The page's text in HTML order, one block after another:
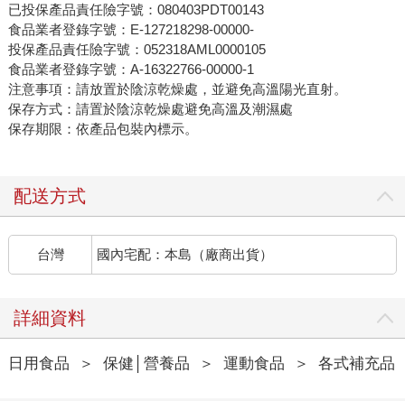
已投保產品責任險字號：080403PDT00143
食品業者登錄字號：E-127218298-00000-
投保產品責任險字號：052318AML0000105
食品業者登錄字號：A-16322766-00000-1
注意事項：請放置於陰涼乾燥處，並避免高溫陽光直射。
保存方式：請置於陰涼乾燥處避免高溫及潮濕處
保存期限：依產品包裝內標示。
配送方式
台灣 國內宅配：本島（廠商出貨）
詳細資料
日用食品 ＞ 保健│營養品 ＞ 運動食品 ＞ 各式補充品